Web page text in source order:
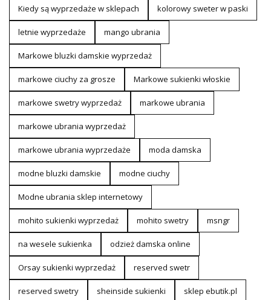
Kiedy są wyprzedaże w sklepach kolorowy sweter w paski
letnie wyprzedaże mango ubrania
Markowe bluzki damskie wyprzedaż
markowe ciuchy za grosze Markowe sukienki włoskie
markowe swetry wyprzedaż markowe ubrania
markowe ubrania wyprzedaż
markowe ubrania wyprzedaże moda damska
modne bluzki damskie modne ciuchy
Modne ubrania sklep internetowy
mohito sukienki wyprzedaż mohito swetry msngr
na wesele sukienka odzież damska online
Orsay sukienki wyprzedaż reserved swetr
reserved swetry sheinside sukienki sklep ebutik.pl